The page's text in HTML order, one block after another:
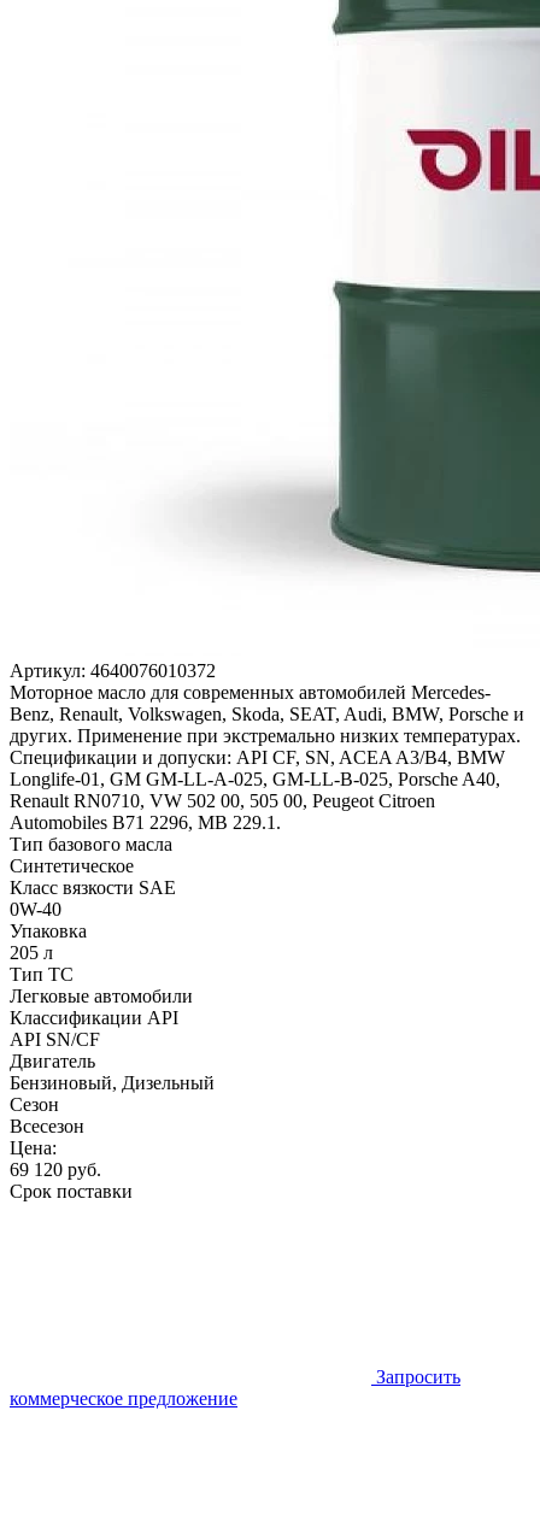
Артикул: 4640076010372
Моторное масло для современных автомобилей Mercedes-
Benz, Renault, Volkswagen, Skoda, SEAT, Audi, BMW, Porsche и
других. Применение при экстремально низких температурах.
Спецификации и допуски: API CF, SN, ACEA A3/B4, BMW
Longlife-01, GM GM-LL-A-025, GM-LL-B-025, Porsche A40,
Renault RN0710, VW 502 00, 505 00, Peugeot Citroen
Automobiles B71 2296, MB 229.1.
Тип базового масла
Синтетическое
Класс вязкости SAE
0W-40
Упаковка
205 л
Тип ТС
Легковые автомобили
Классификации API
API SN/CF
Двигатель
Бензиновый, Дизельный
Сезон
Всесезон
Цена:
69 120 руб.
Срок поставки
Запросить
коммерческое предложение